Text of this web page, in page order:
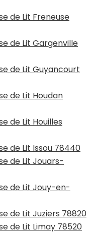
de Lit Freneuse
de Lit Gargenville
de Lit Guyancourt
de Lit Houdan
de Lit Houilles
de Lit Issou 78440
de Lit Jouars-
de Lit Jouy-en-
de Lit Juziers 78820
de Lit Limay 78520